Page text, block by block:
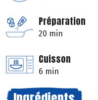
Préparation
20 min
Cuisson
6 min